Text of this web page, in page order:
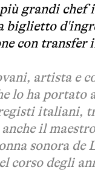
grandi chef
biglietto
con
artista e
lo ha portato
italiani,
anche il
sonora de
corso degli